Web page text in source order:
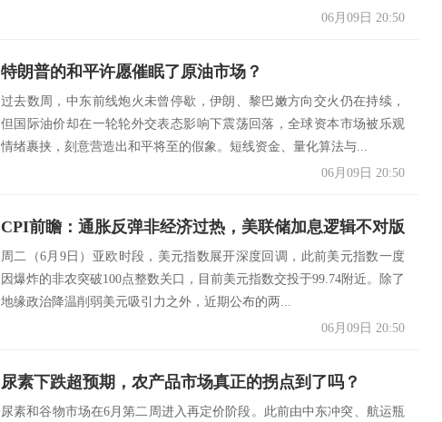
06月09日 20:50
特朗普的和平许愿催眠了原油市场？
过去数周，中东前线炮火未曾停歇，伊朗、黎巴嫩方向交火仍在持续，
但国际油价却在一轮轮外交表态影响下震荡回落，全球资本市场被乐观
情绪裹挟，刻意营造出和平将至的假象。短线资金、量化算法与...
06月09日 20:50
CPI前瞻：通胀反弹非经济过热，美联储加息逻辑不对版
周二（6月9日）亚欧时段，美元指数展开深度回调，此前美元指数一度
因爆炸的非农突破100点整数关口，目前美元指数交投于99.74附近。除了
地缘政治降温削弱美元吸引力之外，近期公布的两...
06月09日 20:50
尿素下跌超预期，农产品市场真正的拐点到了吗？
尿素和谷物市场在6月第二周进入再定价阶段。此前由中东冲突、航运瓶